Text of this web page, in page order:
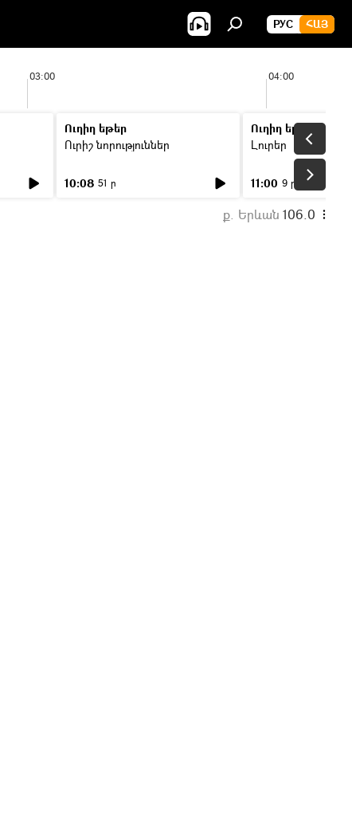
РУС ՀԱՅ
03:00 04:00
Ուղիղ եթեր
Ուրիշ նորություններ
10:08 51 ր
Ուղիղ եթեր
Լուրեր
11:00 9 ր
ք. Երևան 106.0